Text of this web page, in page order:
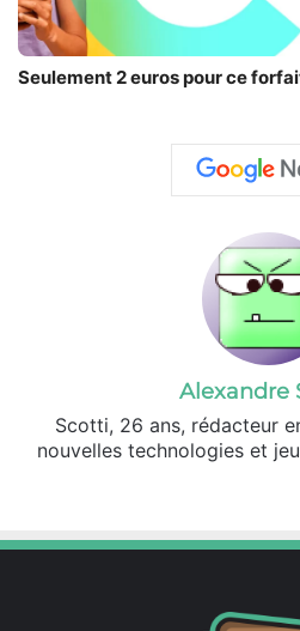
Seulement 2 euros pour ce
Alexandre
Scotti, 26 ans, rédacteur
nouvelles technologies et